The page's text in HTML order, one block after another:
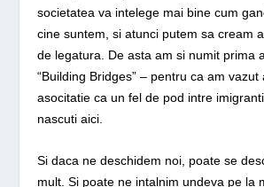
societatea va intelege mai bine cum
cine suntem, si atunci putem sa cream
de legatura. De asta am si numit prima
“Building Bridges” – pentru ca am vazut
asocitatie ca un fel de pod intre
nascuti aici.
Si daca ne deschidem noi, poate se
mult. Si poate ne intalnim undeva pe la